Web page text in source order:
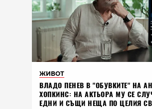
ЖИВОТ
ВЛАДO ПЕНЕВ В "ОБУВКИТЕ" НА
ХОПКИНС: НА АКТЬОРА МУ СЕ
ЕДНИ И СЪЩИ НЕЩА ПО ЦЕЛИЯ